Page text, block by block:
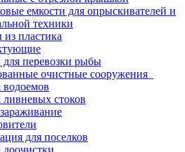
емкости для опрыскивателей и
техники
пластика
для перевозки рыбы
очистные сооружения
водоемов
стоков
для поселков